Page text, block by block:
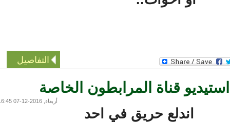
التفاصيل
قناة المرابطون الخاصة
أربعاء, 2016-12-07 16:45
اندلع حريق في احد